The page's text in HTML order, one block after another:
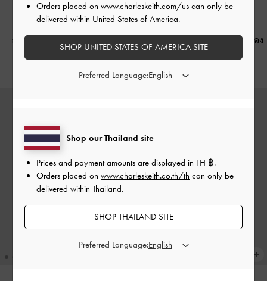
กำไลข้อมือรุ่น Donora
฿1,290.00
- สีทอง
฿1,290.00
Shop our Thailand site
Prices and payment amounts are displayed in TH ฿.
Orders placed on www.charleskeith.co.th/th can only be
delivered within Thailand.
SHOP THAILAND SITE
Preferred Language:
Orders placed on www.charleskeith.com/us can only be
delivered within United States of America.
SHOP UNITED STATES OF AMERICA SITE
Preferred Language: